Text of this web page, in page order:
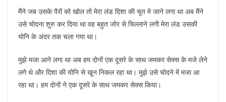
मैंने जब उसके पैरों को खोल तो मेरा लंड दिशा की चूत मे जाने लगा था अब मैंने
उसे चोदना शुरु कर दिया था वह बहुत जोर से चिल्लाने लगी मेरा लंड उसकी
योनि के अंदर तक चला गया था।
मुझे मजा आने लगा था अब हम दोनों एक दूसरे के साथ जमकर सेक्स के मजे लेने
लगे थे और दिशा की योनि से खून निकल रहा था। मुझे उसे चोदने में मजा आ
रहा था। हम दोनों ने एक दूसरे के साथ जमकर सेक्स किया।